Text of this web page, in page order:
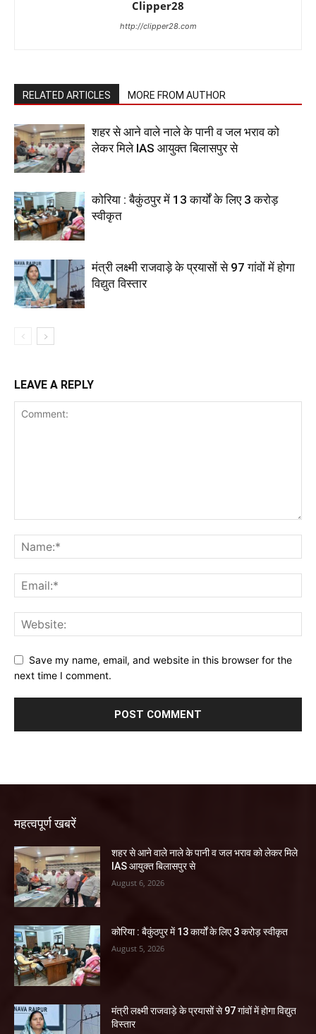
Clipper28
http://clipper28.com
RELATED ARTICLES MORE FROM AUTHOR
शहर से आने वाले नाले के पानी व जल भराव को
लेकर मिले IAS आयुक्त बिलासपुर से
कोरिया : बैकुंठपुर में 13 कार्यों के लिए 3 करोड़
स्वीकृत
मंत्री लक्ष्मी राजवाड़े के प्रयासों से 97 गांवों में होगा
विद्युत विस्तार
LEAVE A REPLY
Save my name, email, and website in this browser for the
next time I comment.
महत्वपूर्ण खबरें
शहर से आने वाले नाले के पानी व जल भराव को लेकर मिले
IAS आयुक्त बिलासपुर से
August 6, 2026
कोरिया : बैकुंठपुर में 13 कार्यों के लिए 3 करोड़ स्वीकृत
August 5, 2026
मंत्री लक्ष्मी राजवाड़े के प्रयासों से 97 गांवों में होगा विद्युत
विस्तार